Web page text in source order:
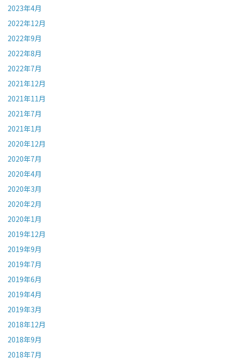
2023年4月
2022年12月
2022年9月
2022年8月
2022年7月
2021年12月
2021年11月
2021年7月
2021年1月
2020年12月
2020年7月
2020年4月
2020年3月
2020年2月
2020年1月
2019年12月
2019年9月
2019年7月
2019年6月
2019年4月
2019年3月
2018年12月
2018年9月
2018年7月